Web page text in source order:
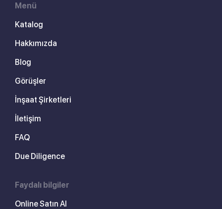
Menü
Katalog
Hakkımızda
Blog
Görüşler
İnşaat Şirketleri
İletişim
FAQ
Due Diligence
Faydalı bilgiler
Online Satın Al